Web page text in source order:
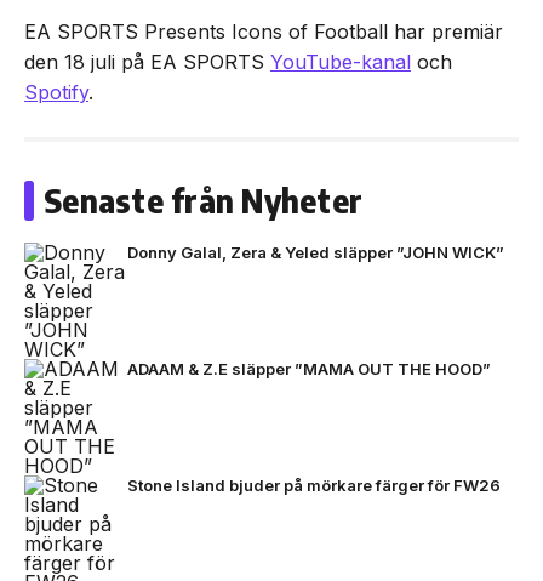
EA SPORTS Presents Icons of Football har premiär
den 18 juli på EA SPORTS YouTube-kanal och
Spotify.
Senaste från Nyheter
Donny Galal, Zera & Yeled släpper ”JOHN WICK”
ADAAM & Z.E släpper ”MAMA OUT THE HOOD”
Stone Island bjuder på mörkare färger för FW26